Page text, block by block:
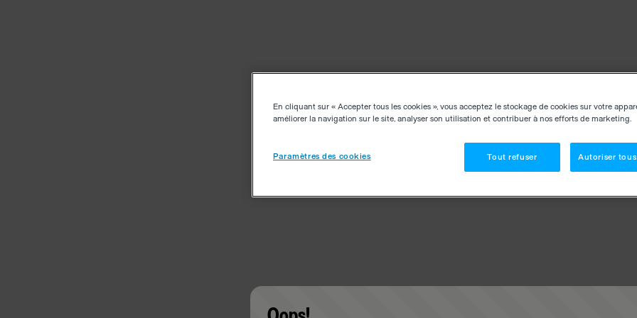
En cliquant sur « Accepter tous les cookies », vous acceptez le stockage de cookies sur votre
améliorer la navigation sur le site, analyser son utilisation et contribuer à nos efforts de marketing.
Paramètres des cookies Tout refuser Autoriser